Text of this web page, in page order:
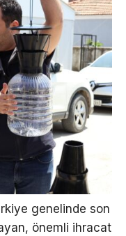
genelinde son
önemli ihracat